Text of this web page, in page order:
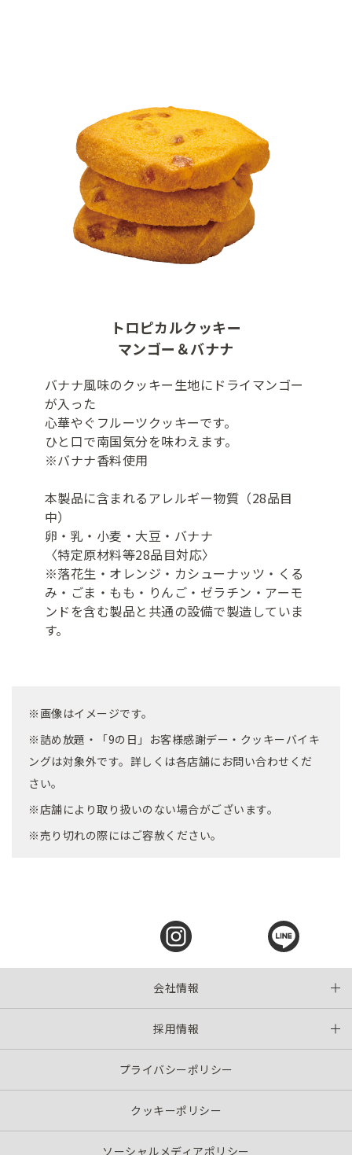
トロピカルクッキー
マンゴー＆バナナ
バナナ風味のクッキー生地にドライマンゴー
が入った
心華やぐフルーツクッキーです。
ひと口で南国気分を味わえます。
※バナナ香料使用
本製品に含まれるアレルギー物質（28品目
中）
卵・乳・小麦・大豆・バナナ
〈特定原材料等28品目対応〉
※落花生・オレンジ・カシューナッツ・くる
み・ごま・もも・りんご・ゼラチン・アーモ
ンドを含む製品と共通の設備で製造していま
す。
※画像はイメージです。
※詰め放題・「9の日」お客様感謝デー・クッキーバイキ
ングは対象外です。詳しくは各店舗にお問い合わせくだ
さい。
※店舗により取り扱いのない場合がございます。
※売り切れの際にはご容赦ください。
会社情報
採用情報
プライバシーポリシー
クッキーポリシー
ソーシャルメディアポリシー